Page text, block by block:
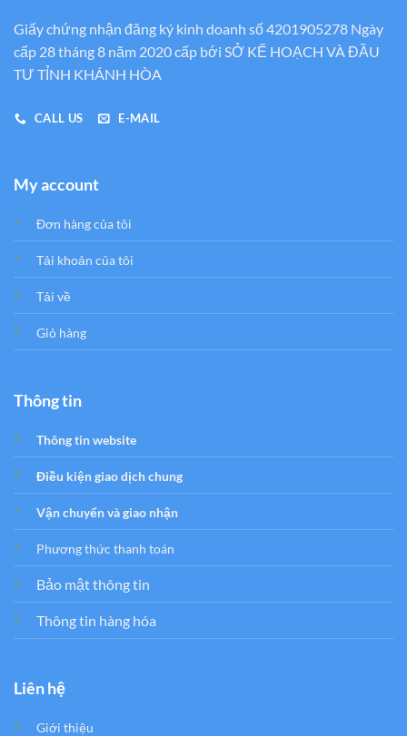
Giấy chứng nhận đăng ký kinh doanh số 4201905278 Ngày
cấp 28 tháng 8 năm 2020 cấp bới SỞ KẾ HOẠCH VÀ ĐẦU
TƯ TỈNH KHÁNH HÒA
CALL US E-MAIL
My account
Đơn hàng của tôi
Tải khoản của tôi
Tải về
Giỏ hàng
Thông tin
Thông tin website
Điều kiện giao dịch chung
Vận chuyển và giao nhận
Phương thức thanh toán
Bảo mật thông tin
Thông tin hàng hóa
Liên hệ
Giới thiệu